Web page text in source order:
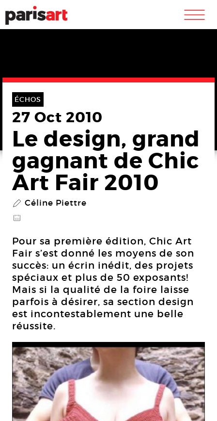
m
ÉCHOS
27 Oct 2010
Le design, grand
gagnant de Chic
Art Fair 2010
P Céline Piettre
@
Pour sa première édition, Chic Art
Fair s’est donné les moyens de son
succès: un écrin inédit, des projets
spéciaux et plus de 50 exposants!
Mais si la qualité de la foire laisse
parfois à désirer, sa section design
est incontestablement une belle
réussite.